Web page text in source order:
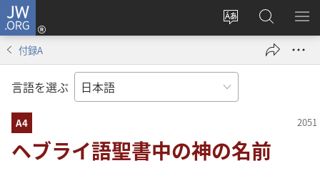
JW.ORG
サ
ト
の
言
変
ロ
グ
ン
し
ブ
JW.ORG
の
検
メ
を
付録A
言語を選ぶ
A4
ヘブライ語聖書中の神の名前